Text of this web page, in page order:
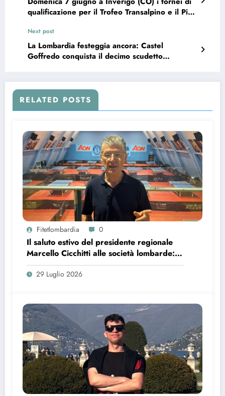
qualificazione per il Trofeo Transalpino e il Ping
Next post
La Lombardia festeggia ancora: Castel
Goffredo conquista il decimo scudetto
RELATED POSTS
Fitetlombardia 0
Il saluto estivo del presidente regionale
Marcello Cicchitti alle società lombarde:
bilancio, ringraziamenti e nuovi progetti
29 Luglio 2026